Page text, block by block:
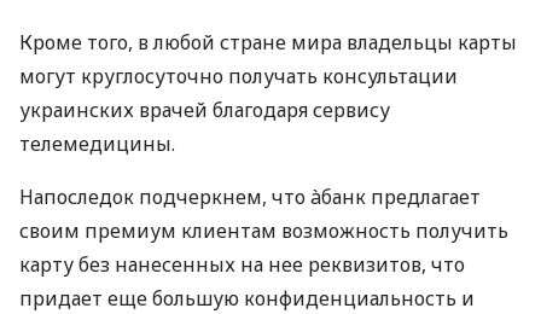
Кроме того, в любой стране мира владельцы карты
могут круглосуточно получать консультации
украинских врачей благодаря сервису
телемедицины.
Напоследок подчеркнем, что àбанк предлагает
своим премиум клиентам возможность получить
карту без нанесенных на нее реквизитов, что
придает еще большую конфиденциальность и